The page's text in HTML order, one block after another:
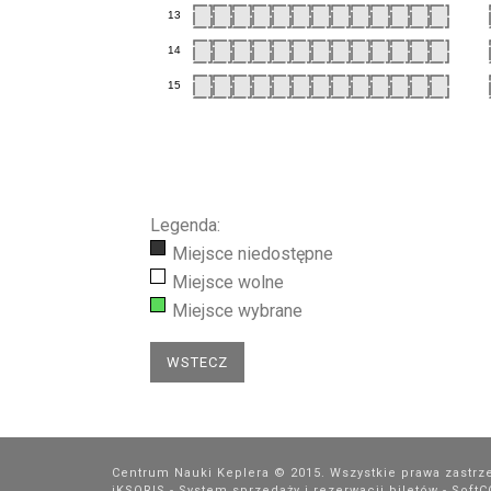
13
14
15
Legenda:
Miejsce niedostępne
Miejsce wolne
Miejsce wybrane
Centrum Nauki Keplera © 2015. Wszystkie prawa